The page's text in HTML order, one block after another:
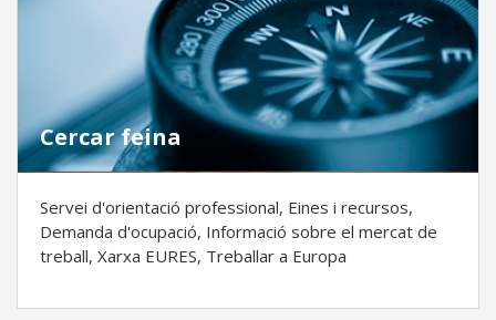
Cercar feina
Servei d'orientació professional, Eines i recursos,
Demanda d'ocupació, Informació sobre el mercat de
treball, Xarxa EURES, Treballar a Europa